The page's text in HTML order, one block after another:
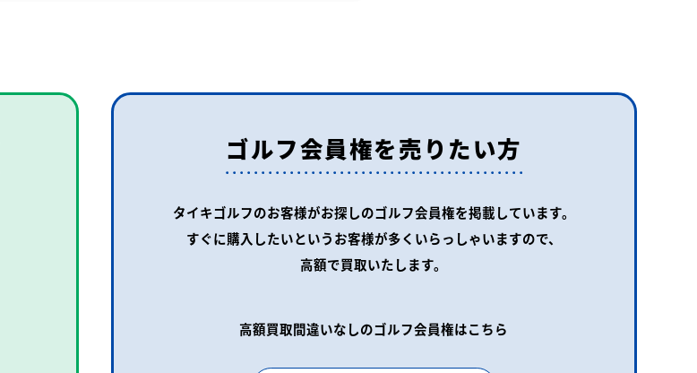
ゴルフ会員権を売りたい方
タイキゴルフのお客様がお探しのゴルフ会員権を掲載しています。
すぐに購入したいというお客様が多くいらっしゃいますので、
高額で買取いたします。
高額買取間違いなしのゴルフ会員権はこちら